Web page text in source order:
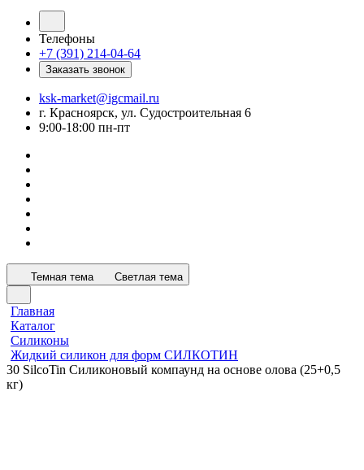
Телефоны
+7 (391) 214-04-64
Заказать звонок
ksk-market@igcmail.ru
г. Красноярск, ул. Судостроительная 6
9:00-18:00 пн-пт
Темная тема Светлая тема
Главная
Каталог
Силиконы
Жидкий силикон для форм СИЛКОТИН
30 SilcoTin Силиконовый компаунд на основе олова (25+0,5
кг)